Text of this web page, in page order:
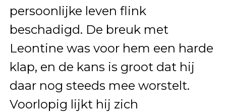
persoonlijke leven flink
beschadigd. De breuk met
Leontine was voor hem een harde
klap, en de kans is groot dat hij
daar nog steeds mee worstelt.
Voorlopig lijkt hij zich